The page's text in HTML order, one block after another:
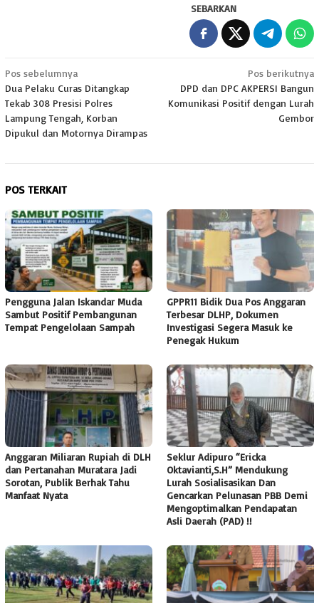
SEBARKAN
Navigasi
pos
Pos sebelumnya
Dua Pelaku Curas Ditangkap
Tekab 308 Presisi Polres
Lampung Tengah, Korban
Dipukul dan Motornya Dirampas
Pos berikutnya
DPD dan DPC AKPERSI Bangun
Komunikasi Positif dengan Lurah
Gembor
POS TERKAIT
Pengguna Jalan Iskandar Muda
Sambut Positif Pembangunan
Tempat Pengelolaan Sampah
GPPR11 Bidik Dua Pos Anggaran
Terbesar DLHP, Dokumen
Investigasi Segera Masuk ke
Penegak Hukum
Anggaran Miliaran Rupiah di DLH
dan Pertanahan Muratara Jadi
Sorotan, Publik Berhak Tahu
Manfaat Nyata
Seklur Adipuro “Ericka
Oktavianti,S.H” Mendukung
Lurah Sosialisasikan Dan
Gencarkan Pelunasan PBB Demi
Mengoptimalkan Pendapatan
Asli Daerah (PAD) !!